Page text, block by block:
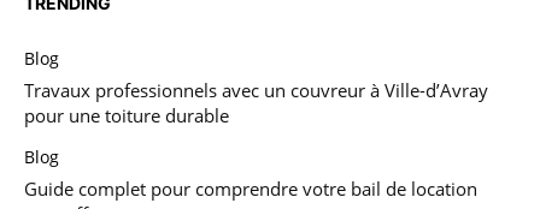
Blog
Travaux professionnels avec un couvreur à Ville-d’Avray
pour une toiture durable
Blog
Guide complet pour comprendre votre bail de location